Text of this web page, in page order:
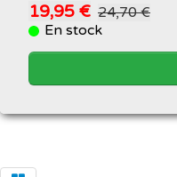
19,95 € 24,70 €
En stock